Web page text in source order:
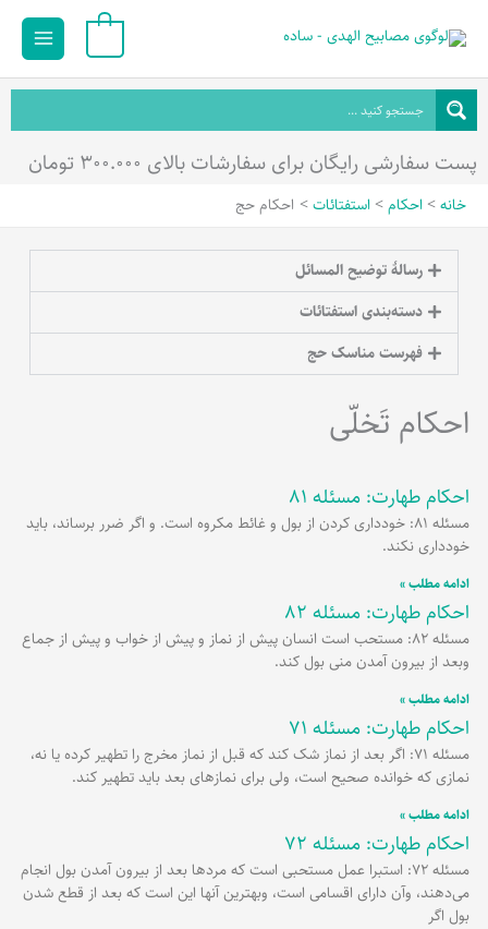
محتوا
Main
پست سفارشی رایگان برای سفارشات بالای ۳۰۰.۰۰۰ تومان
خانه احکام استفتائات احکام حج
رسالۀ توضیح المسائل
دسته‌بندی استفتائات
فهرست مناسک حج
احکام تَخلّی
احکام طهارت: مسئله 81
مسئله 81: خودداری کردن از بول و غائط مکروه است. و اگر ضرر برساند، باید
خودداری نکند.
ادامه مطلب »
احکام طهارت: مسئله 82
مسئله 82: مستحب است انسان پیش از نماز و پیش از خواب و پیش از جماع
وبعد از بیرون آمدن منی بول کند.
ادامه مطلب »
احکام طهارت: مسئله 71
مسئله 71: اگر بعد از نماز شک کند که قبل از نماز مخرج را تطهیر کرده یا نه،
نمازی که خوانده صحیح است، ولی برای نمازهای بعد باید تطهیر کند.
ادامه مطلب »
احکام طهارت: مسئله 72
مسئله 72: استبرا عمل مستحبی است که مردها بعد از بیرون آمدن بول انجام
می‌دهند، وآن دارای اقسامی است، وبهترین آنها این است که بعد از قطع شدن
بول اگر
برگهبرگهبرگه